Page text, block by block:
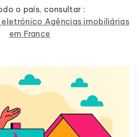
o país, consultar :
Agências imobiliárias
em France